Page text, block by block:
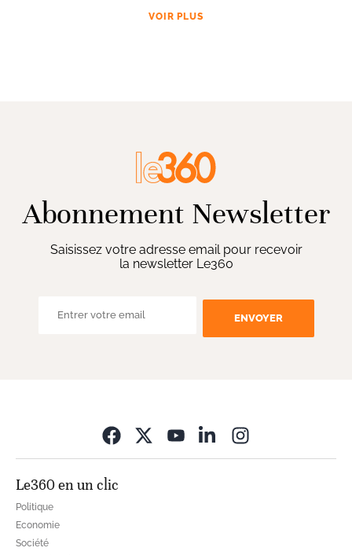
VOIR PLUS
Abonnement Newsletter
Saisissez votre adresse email pour recevoir
la newsletter Le360
ENVOYER
Le360 en un clic
Politique
Economie
Société